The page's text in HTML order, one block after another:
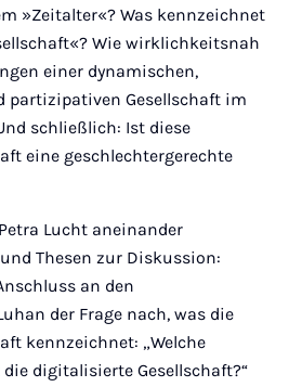
»Zeitalter«? Was kennzeichnet
Wie wirklichkeitsnah
einer dynamischen,
partizipativen Gesellschaft im
schließlich: Ist diese
eine geschlechtergerechte
Lucht aneinander
Thesen zur Diskussion:
an den
der Frage nach, was die
kennzeichnet: „Welche
digitalisierte Gesellschaft?“